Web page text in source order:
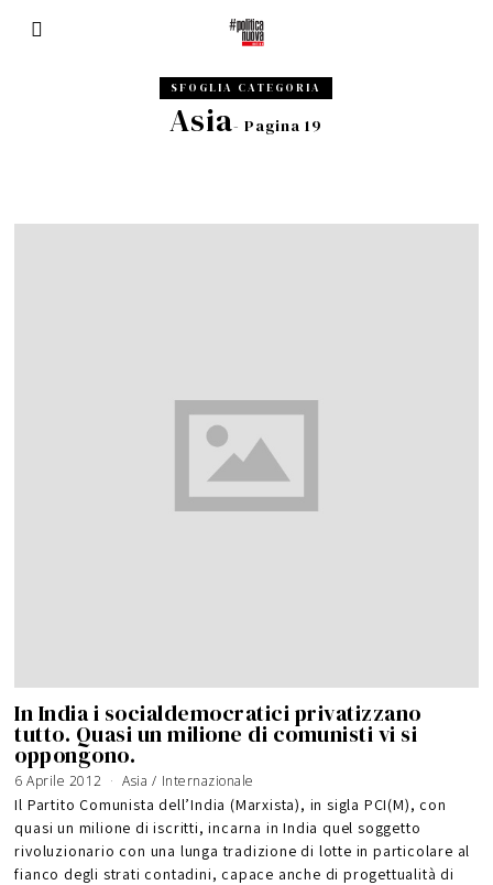
SFOGLIA CATEGORIA
Asia- Pagina 19
In India i socialdemocratici privatizzano
tutto. Quasi un milione di comunisti vi si
oppongono.
6 Aprile 2012 Asia / Internazionale
Il Partito Comunista dell’India (Marxista), in sigla PCI(M), con
quasi un milione di iscritti, incarna in India quel soggetto
rivoluzionario con una lunga tradizione di lotte in particolare al
fianco degli strati contadini, capace anche di progettualità di